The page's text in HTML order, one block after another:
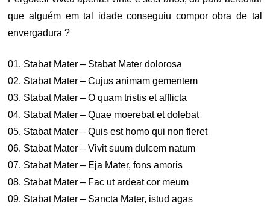
que alguém em tal idade conseguiu compor obra de tal
envergadura ?
01. Stabat Mater – Stabat Mater dolorosa
02. Stabat Mater – Cujus animam gementem
03. Stabat Mater – O quam tristis et afflicta
04. Stabat Mater – Quae moerebat et dolebat
05. Stabat Mater – Quis est homo qui non fleret
06. Stabat Mater – Vivit suum dulcem natum
07. Stabat Mater – Eja Mater, fons amoris
08. Stabat Mater – Fac ut ardeat cor meum
09. Stabat Mater – Sancta Mater, istud agas